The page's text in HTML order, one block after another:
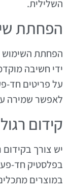
השלילית.
הפחתת
הפחתת השימוש
ידי חשיבה
על פריטים חד-
לאפשר שמירה
קידום
יש צורך
בפלסטיק חד-
במוצרים